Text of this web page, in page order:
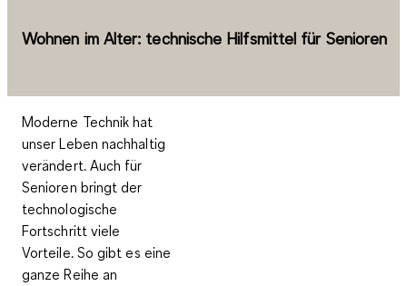
Wohnen im Alter: technische Hilfsmittel für Senioren
Moderne Technik hat
unser Leben nachhaltig
verändert. Auch für
Senioren bringt der
technologische
Fortschritt viele
Vorteile. So gibt es eine
ganze Reihe an